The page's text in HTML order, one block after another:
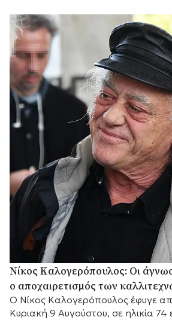
Νίκος Καλογερόπουλος: Οι
ο αποχαιρετισμός των
Ο Νίκος Καλογερόπουλος έφυγε
Κυριακή 9 Αυγούστου, σε ηλικία